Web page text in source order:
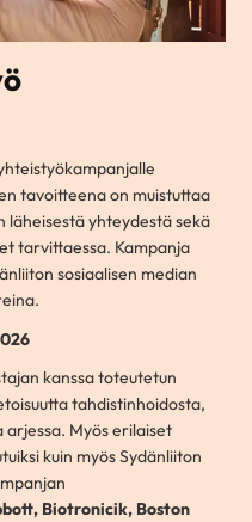
tavoitteena on muistuttaa
läheisestä yhteydestä sekä
tarvittaessa. Kampanja
sosiaalisen median
kanssa toteutetun
tahdistinhoidosta,
arjessa. Myös erilaiset
kuin myös Sydänliiton
Biotronicik, Boston